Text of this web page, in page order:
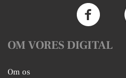
OM VORES DIGITAL
Om os